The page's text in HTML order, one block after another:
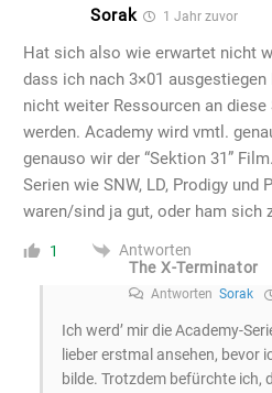
Sorak 1 Jahr zuvor
Hat sich also wie erwartet nicht
dass ich nach 3×01
nicht weiter Ressourcen an
werden. Academy wird vmtl.
genauso wir der “Sektion 31”
Serien wie SNW, LD, Prodigy und
waren/sind ja gut, oder ham sich
1
Antworten
The X-Terminator
Antworten Sorak
Ich werd’ mir die Academy-
lieber erstmal ansehen, bevor
bilde. Trotzdem befürchte ich,